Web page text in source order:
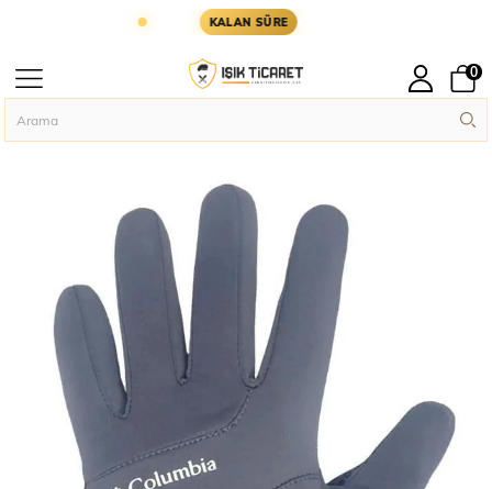
KALAN SÜRE KARGOYA YETİŞMESİ İÇİN
0
Anasayfa Tam Parmak Softshell